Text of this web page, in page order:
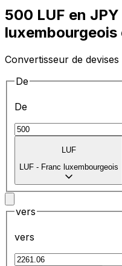
500 LUF en
luxembourgeois
Convertisseur de devises
De
De
LUF
LUF - Franc luxembourgeois
vers
vers